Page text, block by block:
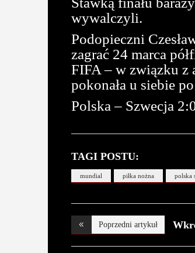
wywalczyli.
Podopieczni
zagrać 24 marca
FIFA – w związku z
pokonała u siebie
Polska – Szwecja
TAGI POSTU:
mundial piłka nożna polska
Poprzedni artykuł